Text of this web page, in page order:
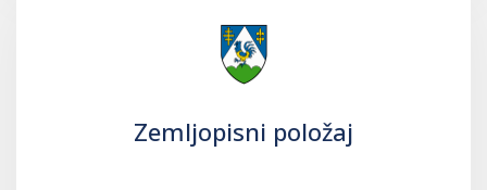
Zemljopisni položaj